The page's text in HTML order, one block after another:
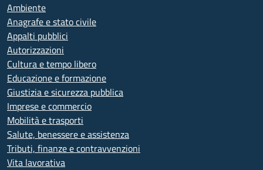
Ambiente
Anagrafe e stato civile
Appalti pubblici
Autorizzazioni
Cultura e tempo libero
Educazione e formazione
Giustizia e sicurezza pubblica
Imprese e commercio
Mobilità e trasporti
Salute, benessere e assistenza
Tributi, finanze e contravvenzioni
Vita lavorativa